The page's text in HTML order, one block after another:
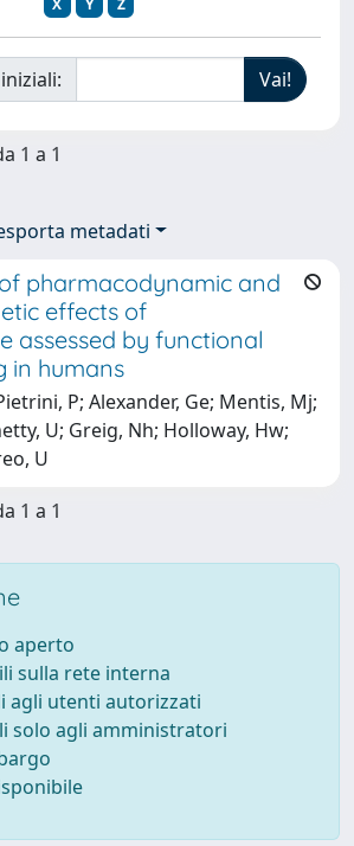
X
Y Z
1 a 1
metadati
pharmacodynamic and
effects of
assessed by functional
in humans
P; Alexander, Ge; Mentis, Mj;
U; Greig, Nh; Holloway, Hw;
U
1 a 1
aperto
sulla rete interna
agli utenti autorizzati
solo agli amministratori